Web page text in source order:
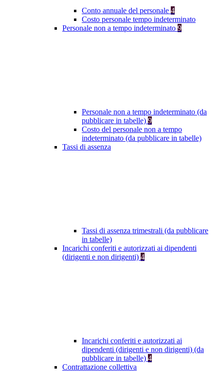
Conto annuale del personale 4
Costo personale tempo indeterminato
Personale non a tempo indeterminato 9
Personale non a tempo indeterminato (da
pubblicare in tabelle) 9
Costo del personale non a tempo
indeterminato (da pubblicare in tabelle)
Tassi di assenza
Tassi di assenza trimestrali (da pubblicare
in tabelle)
Incarichi conferiti e autorizzati ai dipendenti
(dirigenti e non dirigenti) 4
Incarichi conferiti e autorizzati ai
dipendenti (dirigenti e non dirigenti) (da
pubblicare in tabelle) 4
Contrattazione collettiva